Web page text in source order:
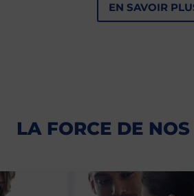
EN SAVOIR
LA FORCE DE